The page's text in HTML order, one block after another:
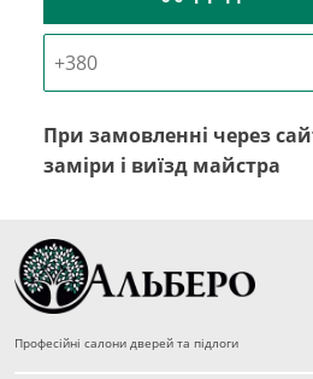
При замовленні через
заміри і виїзд майстра
Професійні салони дверей та підлоги